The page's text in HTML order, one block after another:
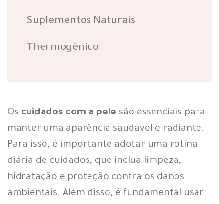
Os cuidados com a pele são essenciais para
manter uma aparência saudável e radiante.
Para isso, é importante adotar uma rotina
diária de cuidados, que inclua limpeza,
hidratação e proteção contra os danos
ambientais. Além disso, é fundamental usar
Suplementos Naturais
Thermogênico